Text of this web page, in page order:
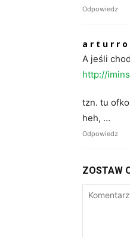
Odpowiedz
a r t u r r o
A jeśli
http://
tzn. tu
heh, …
Odpowiedz
ZOSTAW